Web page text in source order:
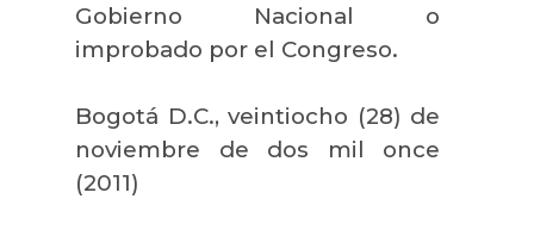
Gobierno Nacional o
improbado por el Congreso.
Bogotá D.C., veintiocho (28) de
noviembre de dos mil once
(2011)